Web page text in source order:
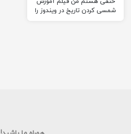
شمسی کردن تاریخ در ویندوز را